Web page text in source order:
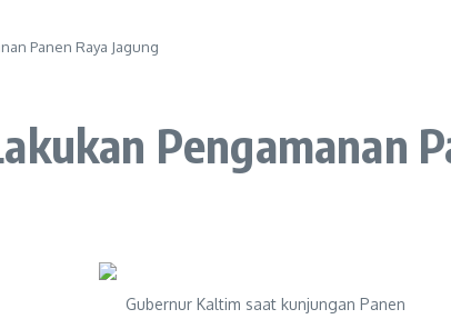
Panen Raya Jagung
Pengamanan
Gubernur Kaltim saat kunjungan Panen